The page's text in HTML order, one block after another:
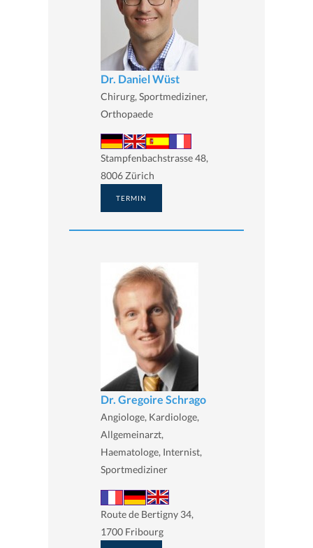
Dr. Daniel Wüst
Chirurg, Sportmediziner,
Orthopaede
Stampfenbachstrasse 48,
8006 Zürich
TERMIN
Dr. Gregoire Schrago
Angiologe, Kardiologe,
Allgemeinarzt,
Haematologe, Internist,
Sportmediziner
Route de Bertigny 34,
1700 Fribourg